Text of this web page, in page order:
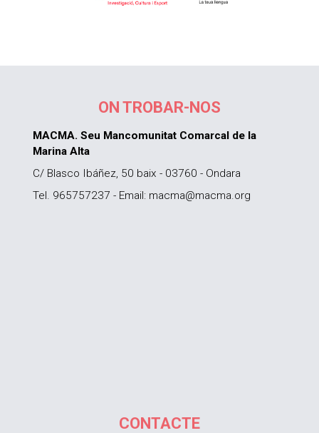
ON TROBAR-NOS
MACMA. Seu Mancomunitat Comarcal de la
Marina Alta
C/ Blasco Ibáñez, 50 baix - 03760 - Ondara
Tel. 965757237 - Email: macma@macma.org
CONTACTE